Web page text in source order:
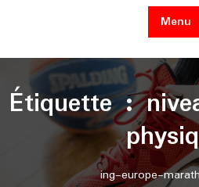
Menu
Étiquette :
ing-europe-